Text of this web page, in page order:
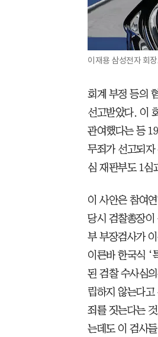
이재용 삼성전자 회
회계 부정 등의
선고받았다. 이
관여했다는 등
무죄가 선고되자
심 재판부도 1심
이 사안은 참여
당시 검찰총장
부 부장검사가
이른바 한국식 ‘
된 검찰 수사심
립하지 않는다
죄를 짓는다는
는데도 이 검사